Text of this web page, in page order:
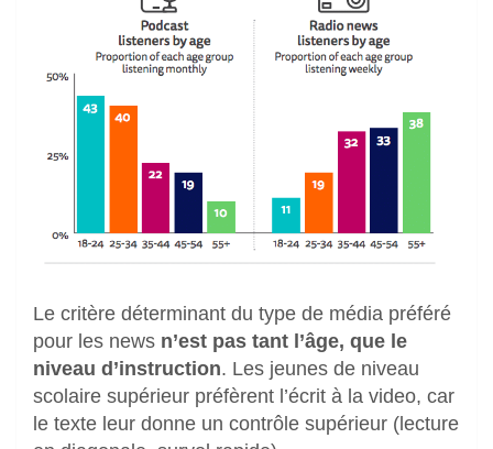
Le critère déterminant du type de média préféré
pour les news n’est pas tant l’âge, que le
niveau d’instruction. Les jeunes de niveau
scolaire supérieur préfèrent l’écrit à la video, car
le texte leur donne un contrôle supérieur (lecture